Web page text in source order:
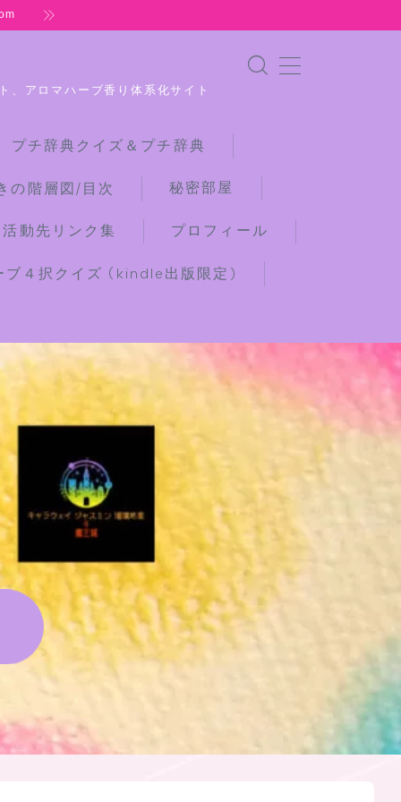
、アロマハーブ香り体系化サイト
チ辞典クイズ＆プチ辞典
の階層図/目次 秘密部屋
動先リンク集 プロフィール
４択クイズ (kindle出版限定)